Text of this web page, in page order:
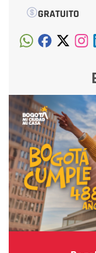
GRATUITO